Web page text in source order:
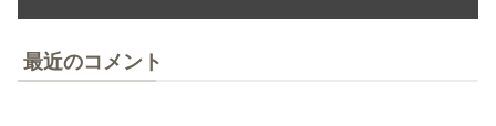
最近のコメント